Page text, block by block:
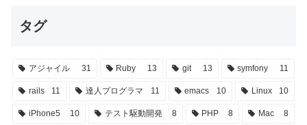
タグ
アジャイル 31 Ruby 13 git 13 symfony 11
rails 11 達人プログラマ 11 emacs 10 Linux 10
iPhone5 10 テスト駆動開発 8 PHP 8 Mac 8